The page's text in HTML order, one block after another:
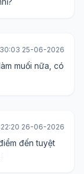
25-06-2026
muối nữa, có
26-06-2026
đến tuyệt